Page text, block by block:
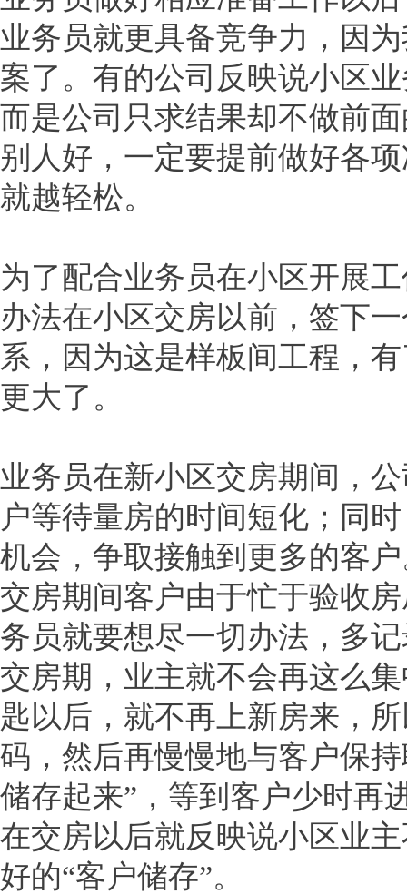
业务员就更具备竞争力，因
案了。有的公司反映说小区
而是公司只求结果却不做前
别人好，一定要提前做好各
就越轻松。
为了配合业务员在小区开展
办法在小区交房以前，签下
系，因为这是样板间工程，
更大了。
业务员在新小区交房期间，
户等待量房的时间短化；同
机会，争取接触到更多的客
交房期间客户由于忙于验收
务员就要想尽一切办法，多
交房期，业主就不会再这么
匙以后，就不再上新房来，
码，然后再慢慢地与客户保
储存起来”，等到客户少时再
在交房以后就反映说小区业
好的“客户储存”。